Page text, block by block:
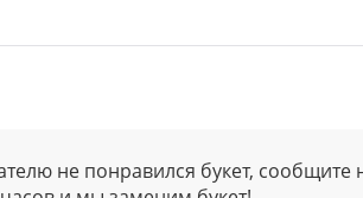
не понравился букет, сообщите